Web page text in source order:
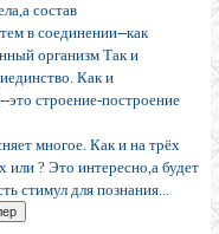
состав
в соединении--как
организм Так и
Как и
это строение-построение
многое. Как и на трёх
или ? Это интересно,а будет
стимул для познания...